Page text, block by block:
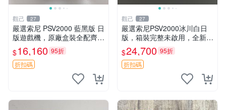
觀己 27
嚴選索尼 PSV2000 藍黑版 日
版遊戲機，原廠盒裝全配齊，
近乎全新狀態，中古精品值得
收藏 PSV2000 日版 游戲機
紅包裝
$16,160 95折
折扣碼
觀己 27
嚴選索尼PSV2000冰川白日
版，箱裝完整未啟用，全新如
初體驗電子新品推薦遊戲掌機
嚴選收藏 psv2000 日版 新三
色冰川 白 新品 掌上遊戲機
$24,700 95折
折扣碼